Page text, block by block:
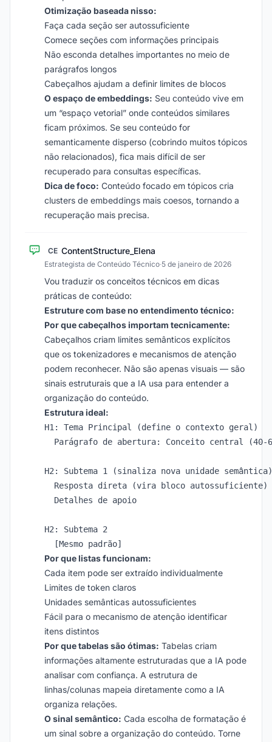
Otimização baseada nisso:
Faça cada seção ser autossuficiente
Comece seções com informações principais
Não esconda detalhes importantes no meio de
parágrafos longos
Cabeçalhos ajudam a definir limites de blocos
O espaço de embeddings: Seu conteúdo vive em
um “espaço vetorial” onde conteúdos similares
ficam próximos. Se seu conteúdo for
semanticamente disperso (cobrindo muitos tópicos
não relacionados), fica mais difícil de ser
recuperado para consultas específicas.
Dica de foco: Conteúdo focado em tópicos cria
clusters de embeddings mais coesos, tornando a
recuperação mais precisa.
CE ContentStructure_Elena
Estrategista de Conteúdo Técnico·5 de janeiro de 2026
Vou traduzir os conceitos técnicos em dicas
práticas de conteúdo:
Estruture com base no entendimento técnico:
Por que cabeçalhos importam tecnicamente:
Cabeçalhos criam limites semânticos explícitos
que os tokenizadores e mecanismos de atenção
podem reconhecer. Não são apenas visuais — são
sinais estruturais que a IA usa para entender a
organização do conteúdo.
Estrutura ideal:
H1: Tema Principal (define o contexto geral)
Parágrafo de abertura: Conceito central (40-
H2: Subtema 1 (sinaliza nova unidade semântica)
  Resposta direta (vira bloco autossuficiente)
  Detalhes de apoio
H2: Subtema 2
Por que listas funcionam:
Cada item pode ser extraído individualmente
Limites de token claros
Unidades semânticas autossuficientes
Fácil para o mecanismo de atenção identificar
itens distintos
Por que tabelas são ótimas: Tabelas criam
informações altamente estruturadas que a IA pode
analisar com confiança. A estrutura de
linhas/colunas mapeia diretamente como a IA
organiza relações.
O sinal semântico: Cada escolha de formatação é
um sinal sobre a organização do conteúdo. Torne